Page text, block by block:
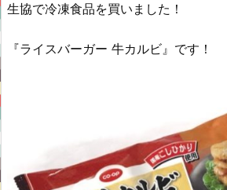
生協で冷凍食品を買いました！
『ライスバーガー 牛カルビ』です！